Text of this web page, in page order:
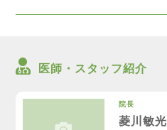
医師・スタッフ紹介
院長
菱川敏光